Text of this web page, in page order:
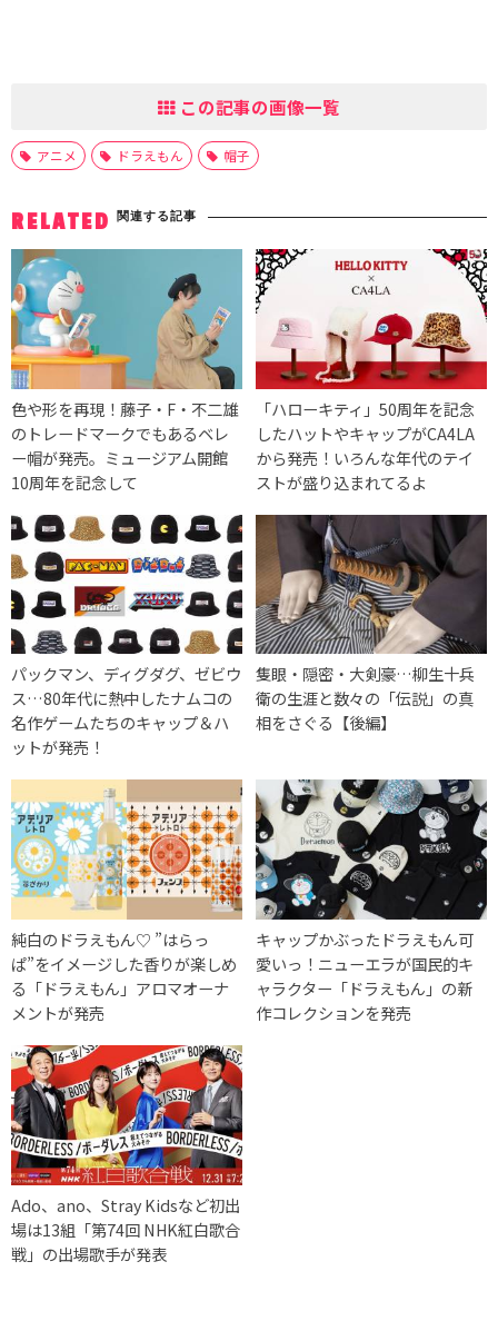
この記事の画像一覧
アニメ ドラえもん 帽子
RELATED 関連する記事
色や形を再現！藤子・F・不二雄
のトレードマークでもあるベレ
ー帽が発売。ミュージアム開館
10周年を記念して
「ハローキティ」50周年を記念
したハットやキャップがCA4LA
から発売！いろんな年代のテイ
ストが盛り込まれてるよ
パックマン、ディグダグ、ゼビウ
ス…80年代に熱中したナムコの
名作ゲームたちのキャップ＆ハ
ットが発売！
隻眼・隠密・大剣豪…柳生十兵
衛の生涯と数々の「伝説」の真
相をさぐる【後編】
純白のドラえもん♡ ”はらっ
ぱ”をイメージした香りが楽しめ
る「ドラえもん」アロマオーナ
メントが発売
キャップかぶったドラえもん可
愛いっ！ニューエラが国民的キ
ャラクター「ドラえもん」の新
作コレクションを発売
Ado、ano、Stray Kidsなど初出
場は13組「第74回 NHK紅白歌合
戦」の出場歌手が発表